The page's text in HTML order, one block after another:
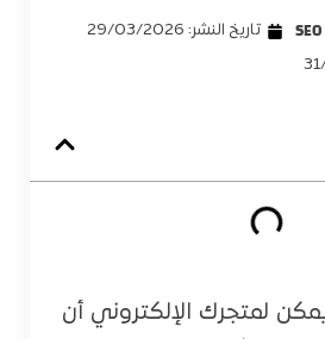
تاريخ النشر: 29/03/2026
لمتجرك الإلكتروني أن